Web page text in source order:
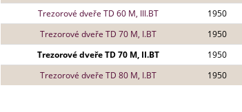
Trezorové dveře TD 60 M, III.BT
1950
Trezorové dveře TD 70 M, I.BT
1950
Trezorové dveře TD 70 M, II.BT
1950
Trezorové dveře TD 80 M, I.BT
1950